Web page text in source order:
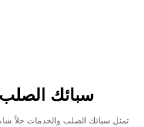
سبائك
تمثل سبائك الصلب والخدمات حلاً